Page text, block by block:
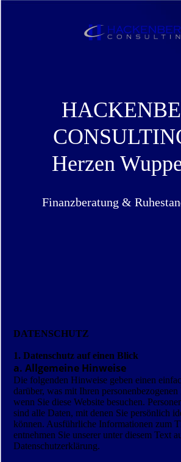
Herzen
Finanzberatung &
DATENSCHUTZ
1. Datenschutz auf einen Blick
a. Allgemeine Hinweise
Die folgenden Hinweise geben einen
darüber, was mit Ihren personenbezogenen
wenn Sie diese Website besuchen.
sind alle Daten, mit denen Sie persönlich
können. Ausführliche Informationen zum
entnehmen Sie unserer unter diesem Text
Datenschutzerklärung.